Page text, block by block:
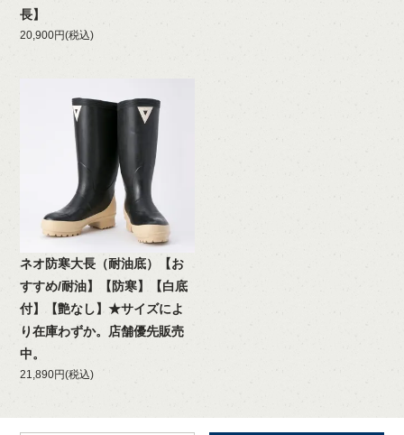
長】
20,900円(税込)
ネオ防寒大長（耐油底）【お
すすめ/耐油】【防寒】【白底
付】【艶なし】★サイズによ
り在庫わずか。店舗優先販売
中。
21,890円(税込)